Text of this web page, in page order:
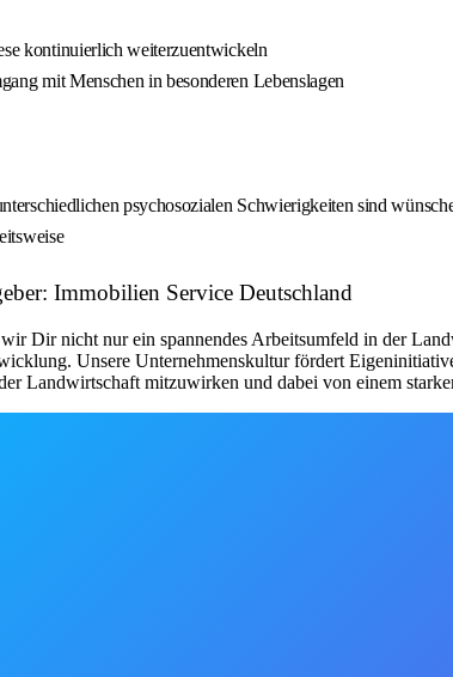
kontinuierlich weiterzuentwickeln
mit Menschen in besonderen Lebenslagen
psychosozialen Schwierigkeiten sind
Immobilien Service Deutschland
Dir nicht nur ein spannendes Arbeitsumfeld in der
Unsere Unternehmenskultur fördert
Landwirtschaft mitzuwirken und dabei von einem